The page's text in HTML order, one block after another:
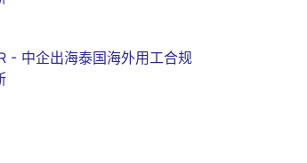
- 中企出海泰国海外用工合规